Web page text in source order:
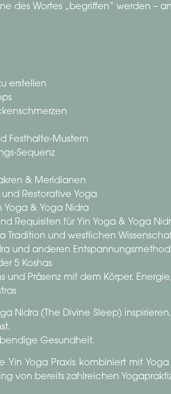
des Wortes „begriffen“ werden –
erstellen
Festhalte-Mustern
Sequenz
& Meridianen
Restorative Yoga
Yoga & Yoga Nidra
Requisiten für Yin Yoga & Yoga
Tradition und westlichen
und anderen
5 Koshas
und Präsenz mit dem Körper,
Nidra (The Divine Sleep)
Gesundheit.
Yin Yoga Praxis kombiniert mit
von bereits zahlreichen